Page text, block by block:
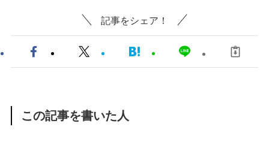
記事をシェア！
この記事を書いた人